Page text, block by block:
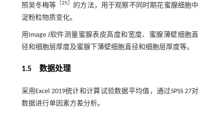
照吴冬梅等 ［25］ 的方法，用于观察不同时期花蜜腺细胞中
淀粉粒物质变化。
用Image J软件测量蜜腺表皮高度和宽度、蜜腺薄壁细胞直
径和细胞层厚度及蜜腺下薄壁细胞直径和细胞层厚度等。
1.5数据处理
采用Excel 2019统计和计算试验数据平均值，通过SPSS 27对
数据进行单因素方差分析。